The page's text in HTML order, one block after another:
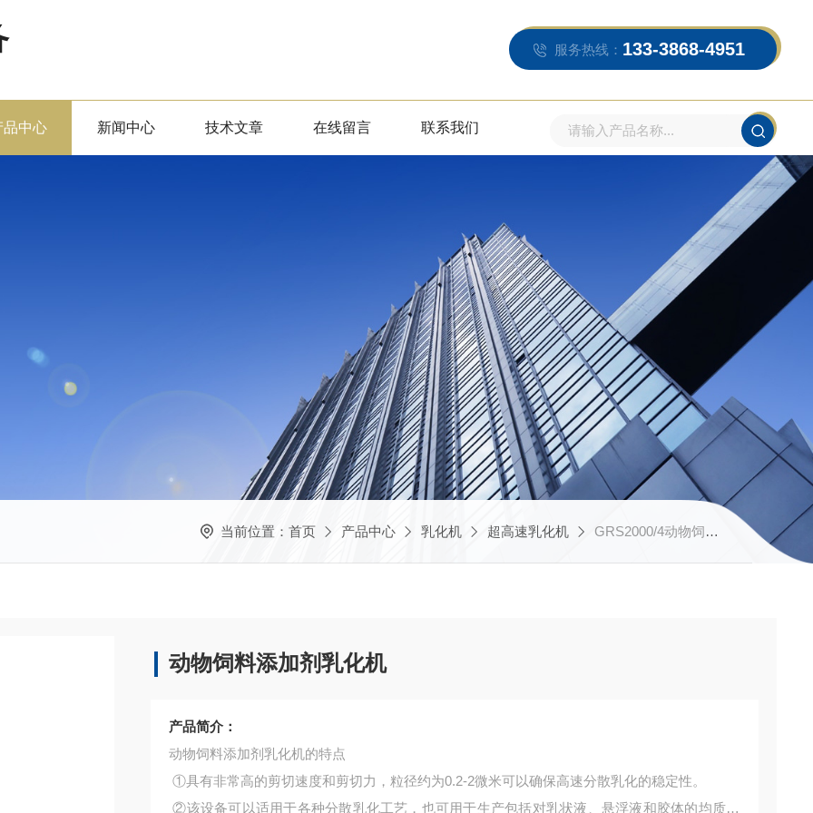
服务热线： 133-3868-4951
品中心 新闻中心 技术文章 在线留言 联系我们
当前位置： 首页 产品中心 乳化机 超高速乳化机 GRS2000/4动物饲料添加剂乳化机
动物饲料添加剂乳化机
产品简介：
动物饲料添加剂乳化机的特点
①具有非常高的剪切速度和剪切力，粒径约为0.2-2微米可以确保高速分散乳化的稳定性。
②该设备可以适用于各种分散乳化工艺，也可用于生产包括对乳状液、悬浮液和胶体的均质混